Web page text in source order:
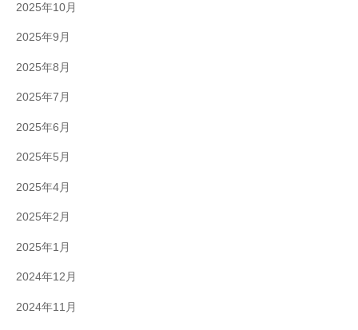
2025年10月
2025年9月
2025年8月
2025年7月
2025年6月
2025年5月
2025年4月
2025年2月
2025年1月
2024年12月
2024年11月